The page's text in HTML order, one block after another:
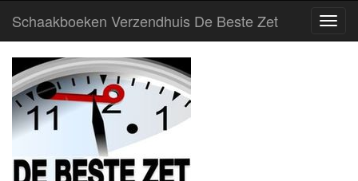
Schaakboeken Verzendhuis De Beste Zet